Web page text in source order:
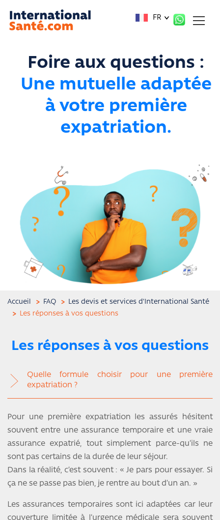
FR
Foire aux questions :
Une mutuelle adaptée
à votre première
expatriation.
Accueil FAQ
Les devis et services d'International Santé
Les réponses à vos questions
Les réponses à vos questions
Quelle formule choisir pour une première
expatriation ?
Pour une première expatriation les assurés hésitent
souvent entre une assurance temporaire et une vraie
assurance expatrié, tout simplement parce-qu’ils ne
sont pas certains de la durée de leur séjour.
Dans la réalité, c’est souvent : « Je pars pour essayer. Si
ça ne se passe pas bien, je rentre au bout d’un an. »
Les assurances temporaires sont ici adaptées car leur
couverture limitée à l’urgence médicale sera souvent